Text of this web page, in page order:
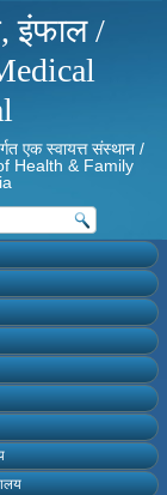
इंफाल /
एक स्वायत्त संस्थान /
Health & Family